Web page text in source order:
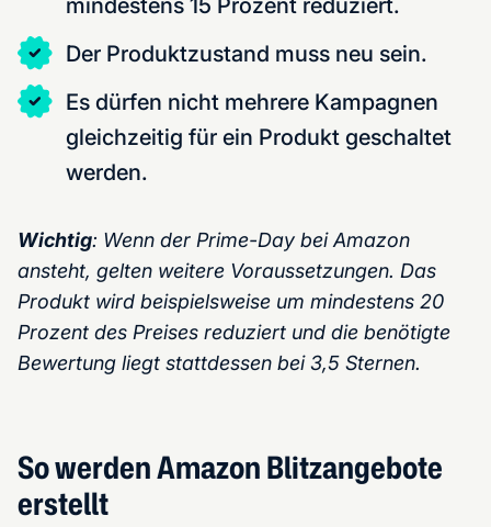
mindestens 15 Prozent reduziert.
Der Produktzustand muss neu sein.
Es dürfen nicht mehrere Kampagnen
gleichzeitig für ein Produkt geschaltet
werden.
Wichtig: Wenn der Prime-Day bei Amazon
ansteht, gelten weitere Voraussetzungen. Das
Produkt wird beispielsweise um mindestens 20
Prozent des Preises reduziert und die benötigte
Bewertung liegt stattdessen bei 3,5 Sternen.
So werden Amazon Blitzangebote
erstellt